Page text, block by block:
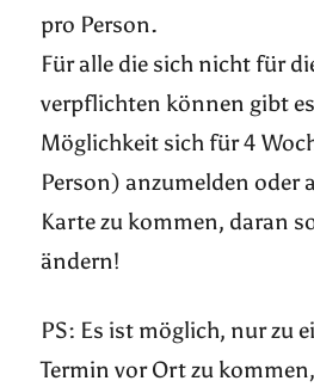
pro Person.
Für alle die sich nicht für
verpflichten können gibt
Möglichkeit sich für 4
Person) anzumelden oder
Karte zu kommen, daran
ändern!
PS: Es ist möglich, nur zu
Termin vor Ort zu